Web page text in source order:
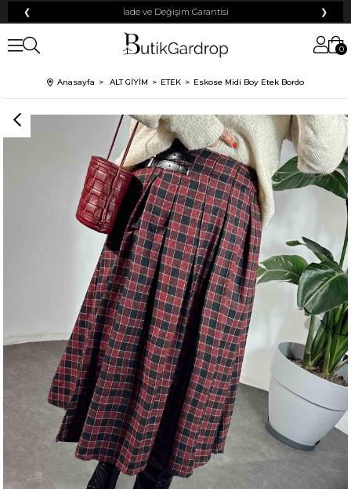
❮ İade ve Değişim Garantisi ❯
0
Anasayfa ALT GİYİM ETEK Eskose Midi Boy Etek Bordo